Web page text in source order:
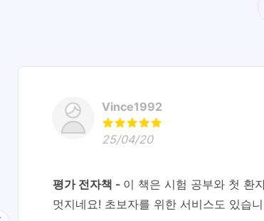
Vince1992
25/04/20
평가 전자책
이 책은 시험 공부와 첫 환
멋지네요! 초보자를 위한 서비스도 있습